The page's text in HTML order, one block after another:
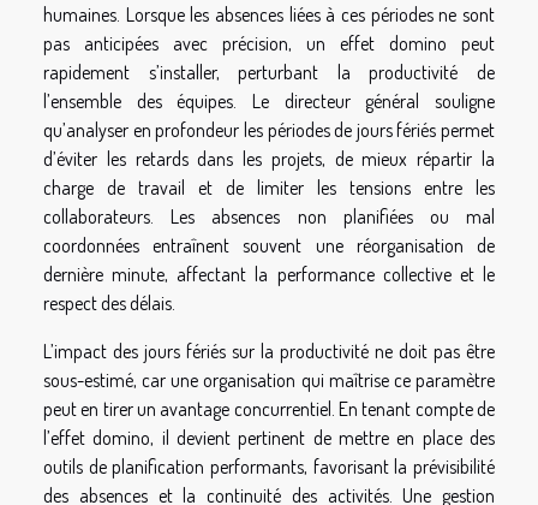
humaines. Lorsque les absences liées à ces périodes ne sont
pas anticipées avec précision, un effet domino peut
rapidement s’installer, perturbant la productivité de
l’ensemble des équipes. Le directeur général souligne
qu’analyser en profondeur les périodes de jours fériés permet
d’éviter les retards dans les projets, de mieux répartir la
charge de travail et de limiter les tensions entre les
collaborateurs. Les absences non planifiées ou mal
coordonnées entraînent souvent une réorganisation de
dernière minute, affectant la performance collective et le
respect des délais.
L’impact des jours fériés sur la productivité ne doit pas être
sous-estimé, car une organisation qui maîtrise ce paramètre
peut en tirer un avantage concurrentiel. En tenant compte de
l’effet domino, il devient pertinent de mettre en place des
outils de planification performants, favorisant la prévisibilité
des absences et la continuité des activités. Une gestion